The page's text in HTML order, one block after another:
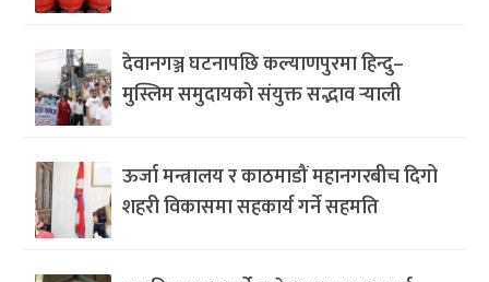
देवानगञ्ज घटनापछि कल्याणपुरमा हिन्दु–
मुस्लिम समुदायको संयुक्त सद्भाव र्‍याली
ऊर्जा मन्त्रालय र काठमाडौं महानगरबीच दिगो
शहरी विकासमा सहकार्य गर्ने सहमति